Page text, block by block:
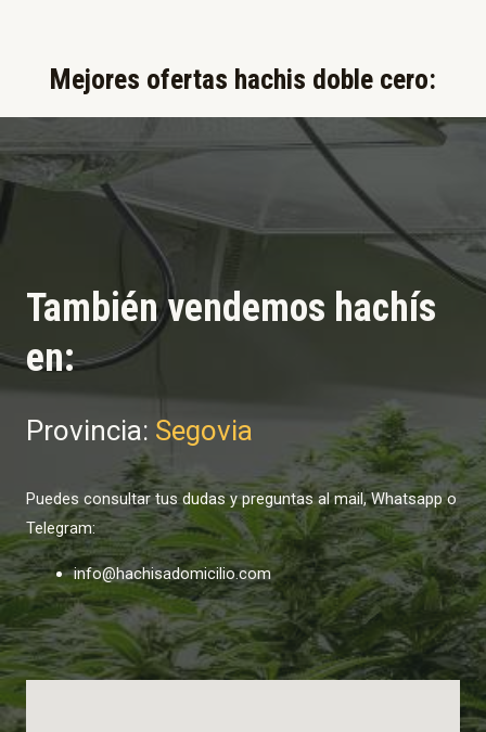
Mejores ofertas hachis doble cero:​
También vendemos hachís
en:
Provincia: Segovia
Puedes consultar tus dudas y preguntas al mail, Whatsapp o
Telegram:
info@hachisadomicilio.com